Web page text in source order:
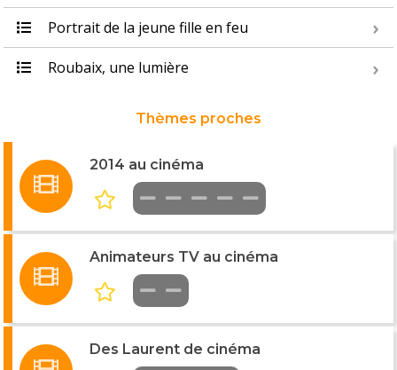
Portrait de la jeune fille en feu
Roubaix, une lumière
Thèmes proches
2014 au cinéma
Animateurs TV au cinéma
Des Laurent de cinéma